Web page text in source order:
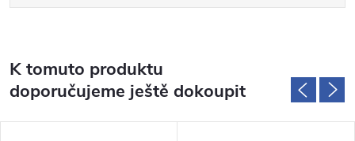
K tomuto produktu
doporučujeme ještě dokoupit